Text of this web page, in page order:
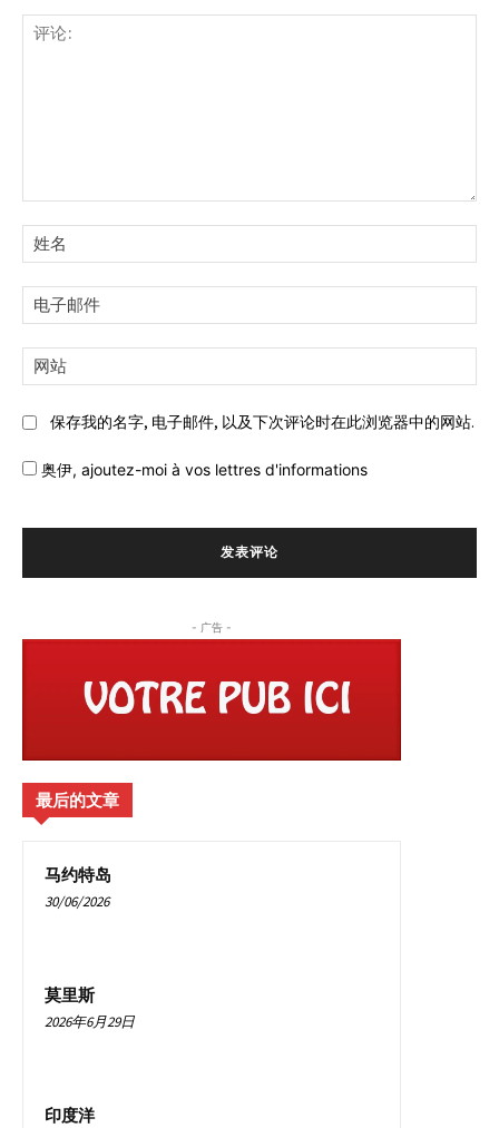
论:
名
子
邮
站:
保存我的名字, 电子邮件, 以及下次评论时在此浏览器中的网站.
奥伊, ajoutez-moi à vos lettres d'informations
- 广告 -
最后的文章
马约特岛
30/06/2026
莫里斯
2026年6月29日
印度洋